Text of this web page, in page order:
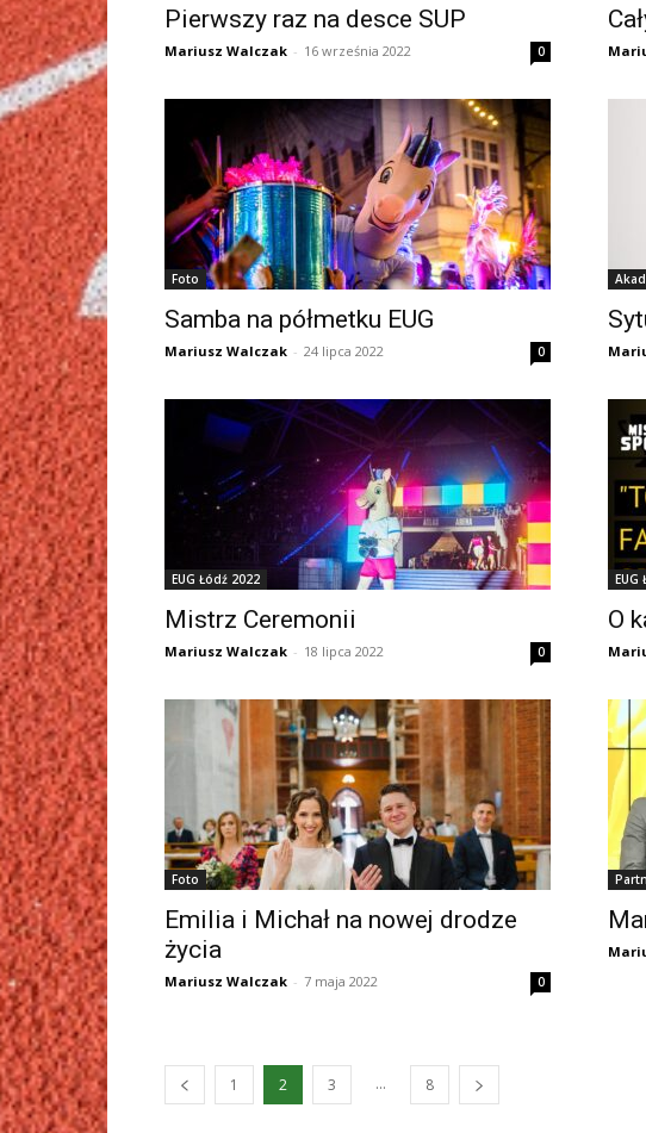
Pierwszy raz na desce SUP
Mariusz Walczak - 16 września 2022 0
Foto
Samba na półmetku EUG
Mariusz Walczak - 24 lipca 2022 0
EUG Łódź 2022
Mistrz Ceremonii
Mariusz Walczak - 18 lipca 2022 0
EUG
O
Foto
Emilia i Michał na nowej drodze
życia
Mariusz Walczak - 7 maja 2022 0
1 2 3 ... 8